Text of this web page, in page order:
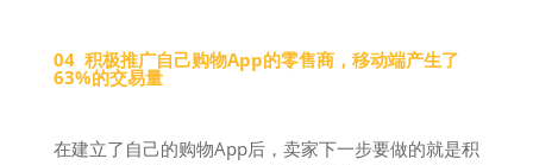
04 积极推广自己购物App的零售商，移动端产生了
63%的交易量
在建立了自己的购物App后，卖家下一步要做的就是积